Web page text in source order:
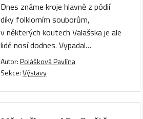
Dnes známe kroje hlavně z pódií
díky folklorním souborům,
v některých koutech Valašska je ale
lidé nosí dodnes. Vypadal…
Autor:Polášková Pavlína
Sekce:Výstavy